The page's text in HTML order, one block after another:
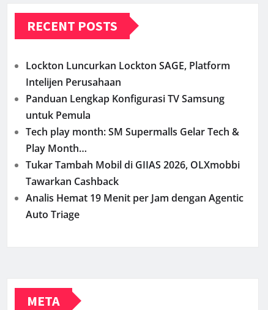
RECENT POSTS
Lockton Luncurkan Lockton SAGE, Platform
Intelijen Perusahaan
Panduan Lengkap Konfigurasi TV Samsung
untuk Pemula
Tech play month: SM Supermalls Gelar Tech &
Play Month…
Tukar Tambah Mobil di GIIAS 2026, OLXmobbi
Tawarkan Cashback
Analis Hemat 19 Menit per Jam dengan Agentic
Auto Triage
META